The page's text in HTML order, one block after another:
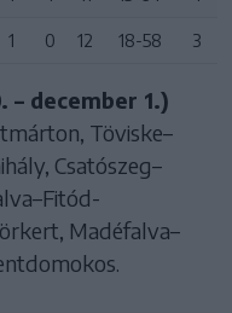
1 0 12 18-58 3
december 1.)
Töviske–
Csatószeg–
Madéfalva–